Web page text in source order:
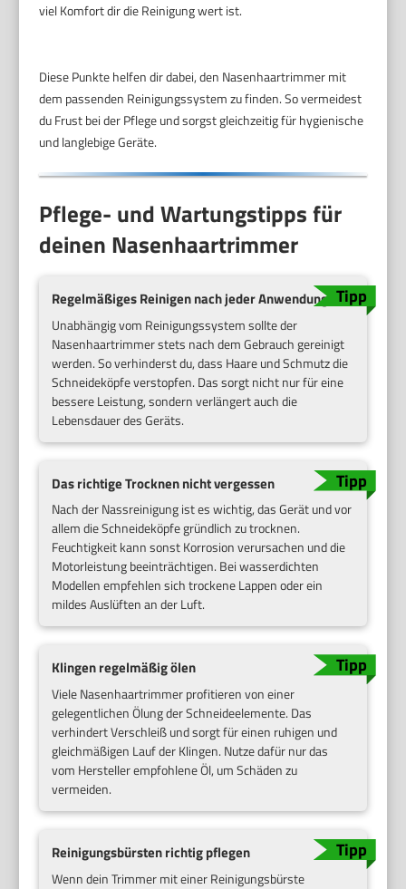
viel Komfort dir die Reinigung wert ist.
Diese Punkte helfen dir dabei, den Nasenhaartrimmer mit
dem passenden Reinigungssystem zu finden. So vermeidest
du Frust bei der Pflege und sorgst gleichzeitig für hygienische
und langlebige Geräte.
Pflege- und Wartungstipps für
deinen Nasenhaartrimmer
Regelmäßiges Reinigen nach jeder Anwendung
Unabhängig vom Reinigungssystem sollte der
Nasenhaartrimmer stets nach dem Gebrauch gereinigt
werden. So verhinderst du, dass Haare und Schmutz die
Schneideköpfe verstopfen. Das sorgt nicht nur für eine
bessere Leistung, sondern verlängert auch die
Lebensdauer des Geräts.
Das richtige Trocknen nicht vergessen
Nach der Nassreinigung ist es wichtig, das Gerät und vor
allem die Schneideköpfe gründlich zu trocknen.
Feuchtigkeit kann sonst Korrosion verursachen und die
Motorleistung beeinträchtigen. Bei wasserdichten
Modellen empfehlen sich trockene Lappen oder ein
mildes Auslüften an der Luft.
Klingen regelmäßig ölen
Viele Nasenhaartrimmer profitieren von einer
gelegentlichen Ölung der Schneideelemente. Das
verhindert Verschleiß und sorgt für einen ruhigen und
gleichmäßigen Lauf der Klingen. Nutze dafür nur das
vom Hersteller empfohlene Öl, um Schäden zu
vermeiden.
Reinigungsbürsten richtig pflegen
Wenn dein Trimmer mit einer Reinigungsbürste